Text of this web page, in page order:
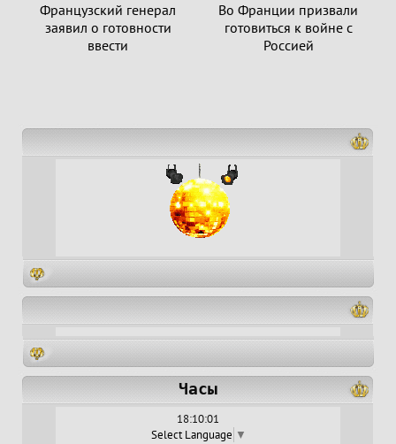
Французский генерал
заявил о готовности
ввести
Во Франции призвали
готовиться к войне с
Россией
Часы
18:10:02
Select Language ▼